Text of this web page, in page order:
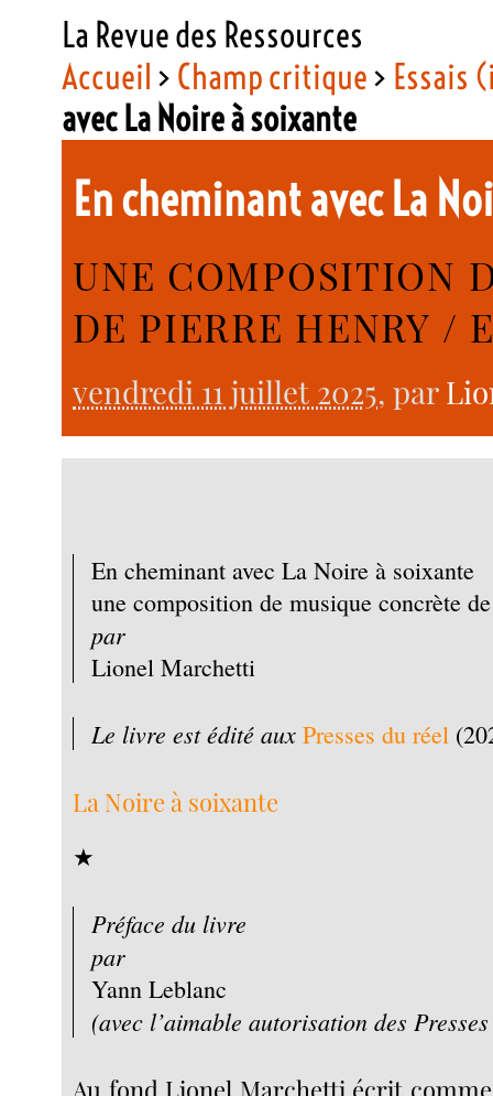
La Revue des Ressources
Accueil > Champ critique> Essais
avec La Noire à soixante
En cheminant avec La
UNE COMPOSITION
DE PIERRE HENRY /
vendredi 11 juillet 2025, par
En cheminant avec La Noire à soixante
une composition de musique concrète
par
Lionel Marchetti
Le livre est édité aux Presses du réel
La Noire à soixante
★
Préface du livre
par
Yann Leblanc
(avec l’aimable autorisation des
Au fond Lionel Marchetti écrit